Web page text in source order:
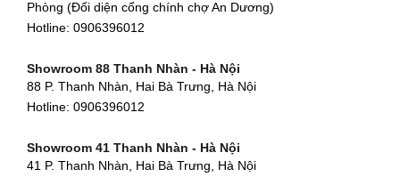
Showroom Huế
54 Hùng Vương, Phú Hội, Thành phố Huế, Thừa Thiên Huế
Showroom Hà Tĩnh
82 Quang Trung, Thạch Quý, Hà Tĩnh
Phòng (Đối diện cổng chính chợ An Dương)
Hotline: 0906396012
Showroom 88 Thanh Nhàn - Hà Nội
88 P. Thanh Nhàn, Hai Bà Trưng, Hà Nội
Hotline: 0906396012
Showroom 41 Thanh Nhàn - Hà Nội
41 P. Thanh Nhàn, Hai Bà Trưng, Hà Nội